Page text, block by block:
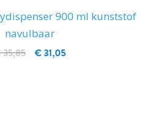
900 ml kunststof
navulbaar
€ 31,05